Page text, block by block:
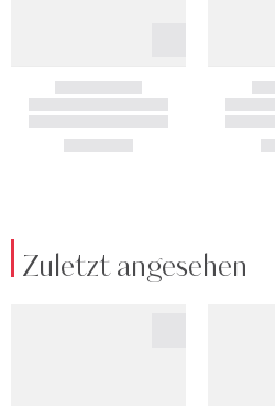
Zuletzt angesehen